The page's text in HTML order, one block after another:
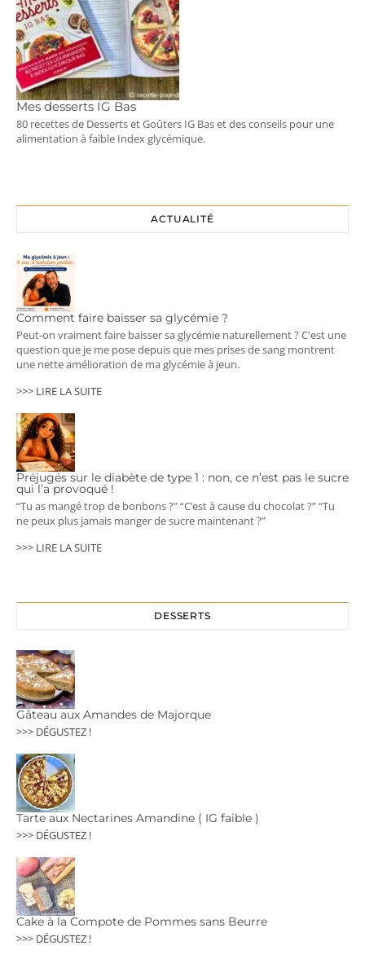
Mes desserts IG Bas
80 recettes de Desserts et Goûters IG Bas et des conseils pour une
alimentation à faible Index glycémique.
ACTUALITÉ
Comment faire baisser sa glycémie ?
Peut-on vraiment faire baisser sa glycémie naturellement ? C'est une
question que je me pose depuis que mes prises de sang montrent
une nette amélioration de ma glycémie à jeun.
>>> LIRE LA SUITE
Préjugés sur le diabète de type 1 : non, ce n’est pas le sucre
qui l’a provoqué !
“Tu as mangé trop de bonbons ?” “C’est à cause du chocolat ?” “Tu
ne peux plus jamais manger de sucre maintenant ?”
>>> LIRE LA SUITE
DESSERTS
Gâteau aux Amandes de Majorque
>>> DÉGUSTEZ !
Tarte aux Nectarines Amandine ( IG faible )
>>> DÉGUSTEZ !
Cake à la Compote de Pommes sans Beurre
>>> DÉGUSTEZ !